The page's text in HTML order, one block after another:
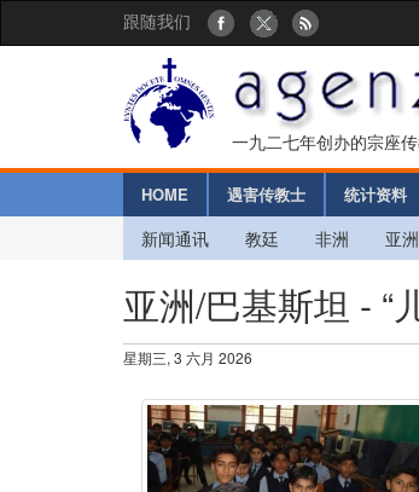
跟随我们
一九二七年创办的宗座
HOME 遇害传教士 统计资料
新闻通讯 教廷 非洲 亚洲
亚洲/巴基斯坦 - “
星期三, 3 六月 2026